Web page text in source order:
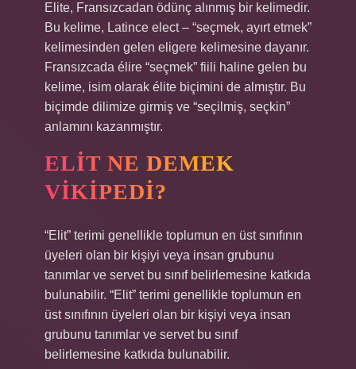
Elite, Fransızcadan ödünç alınmış bir kelimedir.
Bu kelime, Latince elect – “seçmek, ayırt etmek”
kelimesinden gelen eligere kelimesine dayanır.
Fransızcada élire “seçmek” fiili haline gelen bu
kelime, isim olarak élite biçimini de almıştır. Bu
biçimde dilimize girmiş ve “seçilmiş, seçkin”
anlamını kazanmıştır.
ELIT NE DEMEK
VIKIPEDI?
“Elit” terimi genellikle toplumun en üst sınıfının
üyeleri olan bir kişiyi veya insan grubunu
tanımlar ve servet bu sınıf belirlemesine katkıda
bulunabilir. “Elit” terimi genellikle toplumun en
üst sınıfının üyeleri olan bir kişiyi veya insan
grubunu tanımlar ve servet bu sınıf
belirlemesine katkıda bulunabilir.